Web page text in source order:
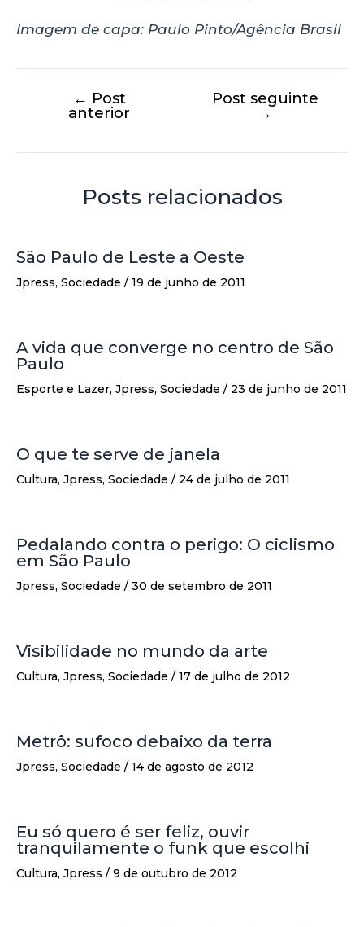
Imagem de capa: Paulo Pinto/Agência Brasil
← Post
anterior
Post seguinte
→
Posts relacionados
São Paulo de Leste a Oeste
Jpress, Sociedade / 19 de junho de 2011
A vida que converge no centro de São
Paulo
Esporte e Lazer, Jpress, Sociedade / 23 de junho de 2011
O que te serve de janela
Cultura, Jpress, Sociedade / 24 de julho de 2011
Pedalando contra o perigo: O ciclismo
em São Paulo
Jpress, Sociedade / 30 de setembro de 2011
Visibilidade no mundo da arte
Cultura, Jpress, Sociedade / 17 de julho de 2012
Metrô: sufoco debaixo da terra
Jpress, Sociedade / 14 de agosto de 2012
Eu só quero é ser feliz, ouvir
tranquilamente o funk que escolhi
Cultura, Jpress / 9 de outubro de 2012